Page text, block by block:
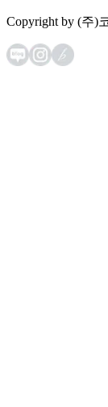
Copyright by (주)